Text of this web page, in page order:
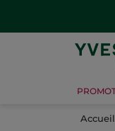
Accueil